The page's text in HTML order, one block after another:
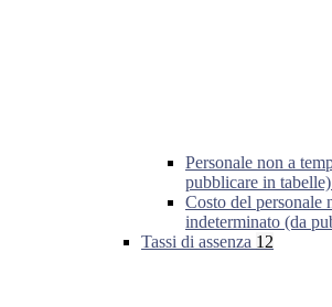
Personale non a
pubblicare in tabelle)
Costo del personale
indeterminato (da
Tassi di assenza 12